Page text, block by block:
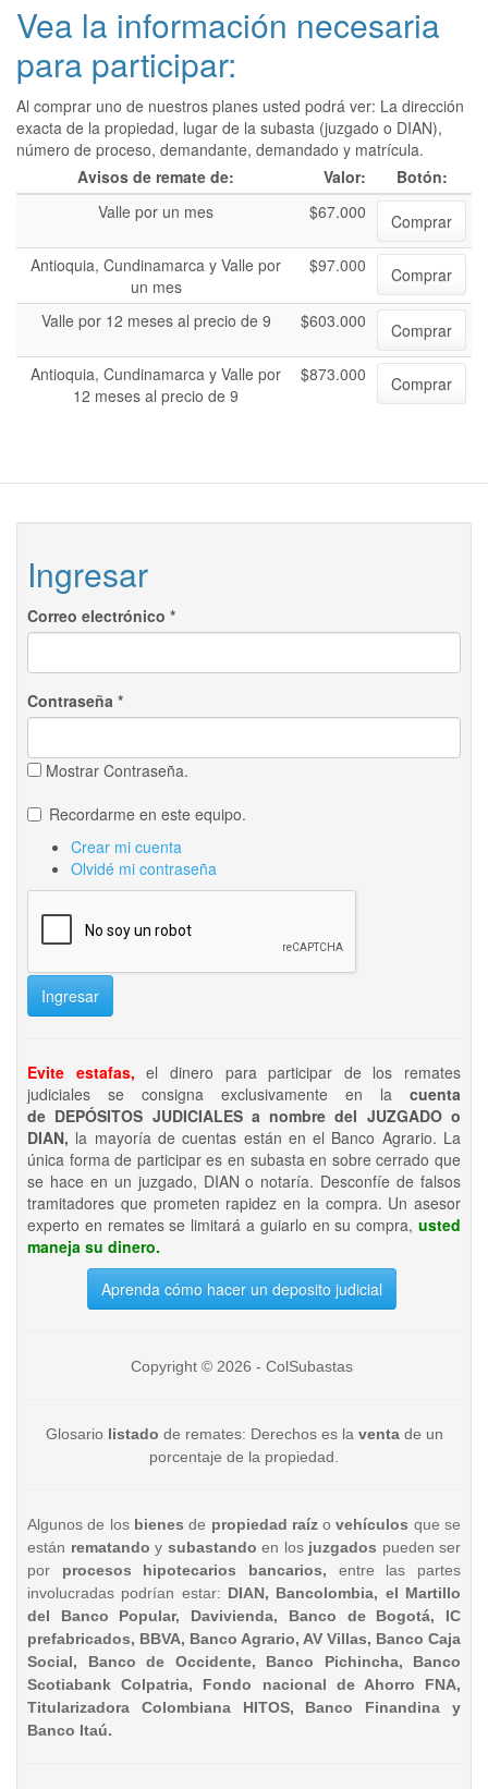
Vea la información necesaria
para participar:
Al comprar uno de nuestros planes usted podrá ver: La dirección
exacta de la propiedad, lugar de la subasta (juzgado o DIAN),
número de proceso, demandante, demandado y matrícula.
Avisos de remate de:
Valor:
Botón:
Valle por un mes
$67.000
Comprar
Antioquia, Cundinamarca y Valle por
un mes
$97.000 Comprar
Valle por 12 meses al precio de 9 $603.000
Comprar
Antioquia, Cundinamarca y Valle por
12 meses al precio de 9
$873.000 Comprar
Ingresar
Correo electrónico *
Contraseña *
Mostrar Contraseña.
Recordarme en este equipo.
Crear mi cuenta
Olvidé mi contraseña
Ingresar
Evite estafas, el dinero para participar de los remates
judiciales se consigna exclusivamente en la cuenta
de DEPÓSITOS JUDICIALES a nombre del JUZGADO o
DIAN, la mayoría de cuentas están en el Banco Agrario. La
única forma de participar es en subasta en sobre cerrado que
se hace en un juzgado, DIAN o notaría. Desconfíe de falsos
tramitadores que prometen rapidez en la compra. Un asesor
experto en remates se limitará a guiarlo en su compra, usted
maneja su dinero.
Aprenda cómo hacer un deposito judicial
Copyright © 2026 - ColSubastas
Glosario listado de remates: Derechos es la ventade un
porcentaje de la propiedad.
Algunos de los bienesde propiedad raízo vehículos que se
están rematando y subastando en los juzgados pueden ser
por procesos hipotecarios bancarios, entre las partes
involucradas podrían estar: DIAN, Bancolombia, el Martillo
del Banco Popular, Davivienda, Banco de Bogotá, IC
prefabricados, BBVA, Banco Agrario, AV Villas, Banco Caja
Social, Banco de Occidente, Banco Pichincha, Banco
Scotiabank Colpatria, Fondo nacional de Ahorro FNA,
Titularizadora Colombiana HITOS, Banco Finandina y
Banco Itaú.